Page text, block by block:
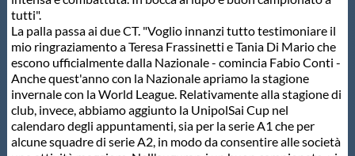
Intranet
Webmail
Contatti
tutti".
La palla passa ai due CT. "Voglio innanzi tutto testimoniare il
mio ringraziamento a Teresa Frassinetti e Tania Di Mario che
escono ufficialmente dalla Nazionale - comincia Fabio Conti -
Anche quest'anno con la Nazionale apriamo la stagione
invernale con la World League. Relativamente alla stagione di
club, invece, abbiamo aggiunto la UnipolSai Cup nel
calendaro degli appuntamenti, sia per la serie A1 che per
alcune squadre di serie A2, in modo da consentire alle società